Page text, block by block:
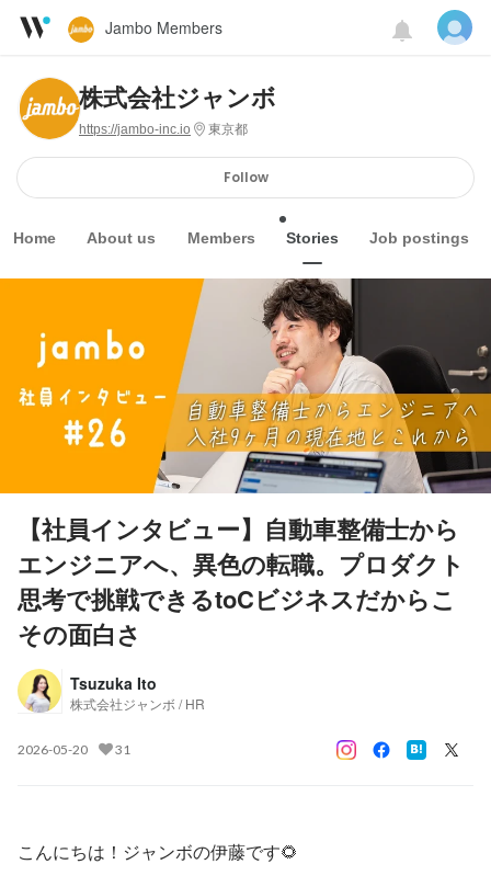
Jambo Members
株式会社ジャンボ
https://jambo-inc.io 東京都
Follow
Home About us Members Stories Job postings
【社員インタビュー】自動車整備士から
エンジニアへ、異色の転職。プロダクト
思考で挑戦できるtoCビジネスだからこ
その面白さ
Tsuzuka Ito
株式会社ジャンボ / HR
2026-05-20 31
こんにちは！ジャンボの伊藤です🌻